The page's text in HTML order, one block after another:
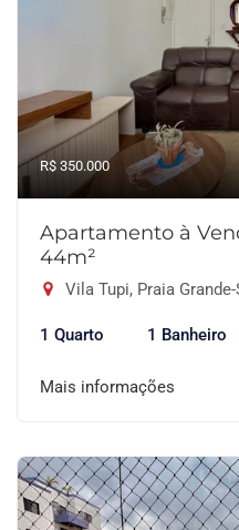
R$ 350.000
Apartamento à
44m²
Vila Tupi, Praia Grande-
1 Quarto 1 Banheiro
Mais informações